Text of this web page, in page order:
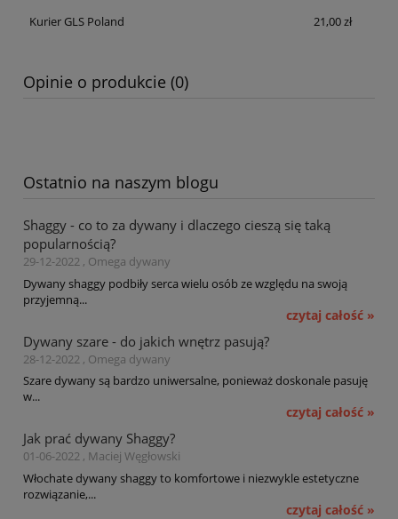
Kurier GLS Poland
21,00 zł
Opinie o produkcie (0)
Ostatnio na naszym blogu
Shaggy - co to za dywany i dlaczego cieszą się taką
popularnością?
29-12-2022 , Omega dywany
Dywany shaggy podbiły serca wielu osób ze względu na swoją
przyjemną...
czytaj całość »
Dywany szare - do jakich wnętrz pasują?
28-12-2022 , Omega dywany
Szare dywany są bardzo uniwersalne, ponieważ doskonale pasuję
w...
czytaj całość »
Jak prać dywany Shaggy?
01-06-2022 , Maciej Węgłowski
Włochate dywany shaggy to komfortowe i niezwykle estetyczne
rozwiązanie,...
czytaj całość »